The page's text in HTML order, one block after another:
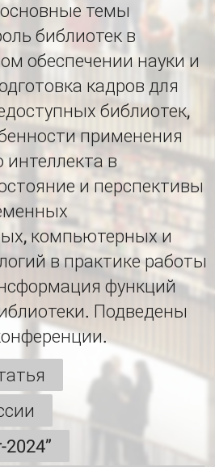
темы
библиотек в
обеспечении науки и
кадров для
библиотек,
применения
интеллекта в
и перспективы
компьютерных и
в практике работы
функций
Подведены
2024”